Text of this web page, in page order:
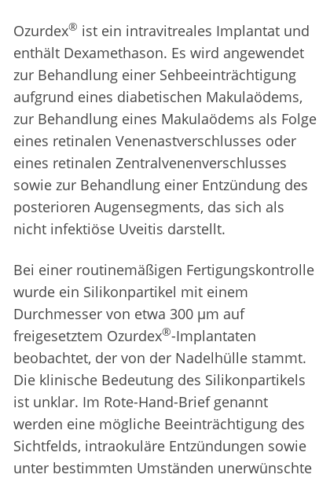
Ozurdex® ist ein intravitreales Implantat und
enthält Dexamethason. Es wird angewendet
zur Behandlung einer Sehbeeinträchtigung
aufgrund eines diabetischen Makulaödems,
zur Behandlung eines Makulaödems als Folge
eines retinalen Venenastverschlusses oder
eines retinalen Zentralvenenverschlusses
sowie zur Behandlung einer Entzündung des
posterioren Augensegments, das sich als
nicht infektiöse Uveitis darstellt.
Bei einer routinemäßigen Fertigungskontrolle
wurde ein Silikonpartikel mit einem
Durchmesser von etwa 300 µm auf
freigesetztem Ozurdex®-Implantaten
beobachtet, der von der Nadelhülle stammt.
Die klinische Bedeutung des Silikonpartikels
ist unklar. Im Rote-Hand-Brief genannt
werden eine mögliche Beeinträchtigung des
Sichtfelds, intraokuläre Entzündungen sowie
unter bestimmten Umständen unerwünschte